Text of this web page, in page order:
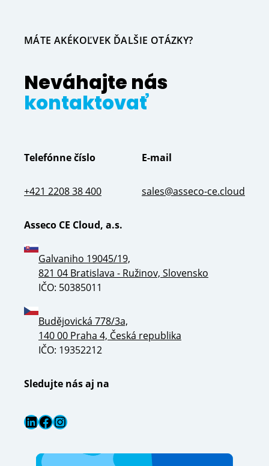
MÁTE AKÉKOĽVEK ĎALŠIE OTÁZKY?
Neváhajte nás
kontaktovať
Telefónne číslo
+421 2208 38 400
E-mail
sales@asseco-ce.cloud
Asseco CE Cloud, a.s.
Galvaniho 19045/19,
821 04 Bratislava - Ružinov, Slovensko
IČO: 50385011
Budějovická 778/3a,
140 00 Praha 4, Česká republika
IČO: 19352212
Sledujte nás aj na
LinkedIn Facebook Instagram